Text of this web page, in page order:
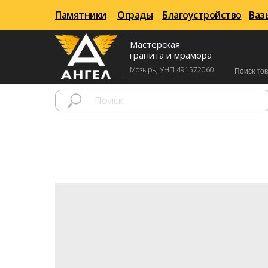
Памятники Ограды Благоустройство
Памятники Ограды Благоустройство
Поиск
Мастерская
гранита и мрамора
Мозырь, УНП 491572060